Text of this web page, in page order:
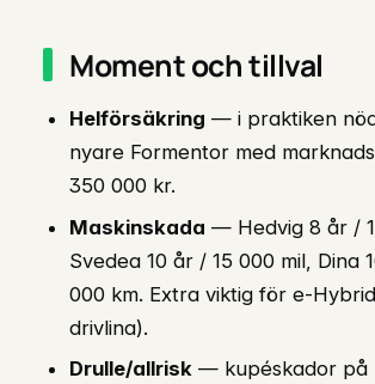
Moment och tillval
Helförsäkring — i praktiken
nyare Formentor med
350 000 kr.
Maskinskada — Hedvig 8 år /
Svedea 10 år / 15 000 mil, Dina
000 km. Extra viktig för e-
drivlina).
Drulle/allrisk — kupéskador på